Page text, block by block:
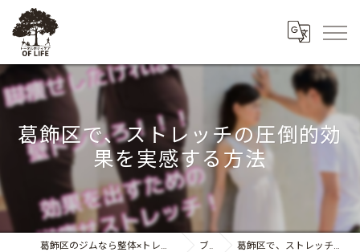
葛飾区で、ストレッチの圧倒的効
果を実感する方法
葛飾区のジムなら整体×トレーニング トータルボディケア OF LIFE ブログ 葛飾区で、ストレッチの圧倒的効果を実感する方法